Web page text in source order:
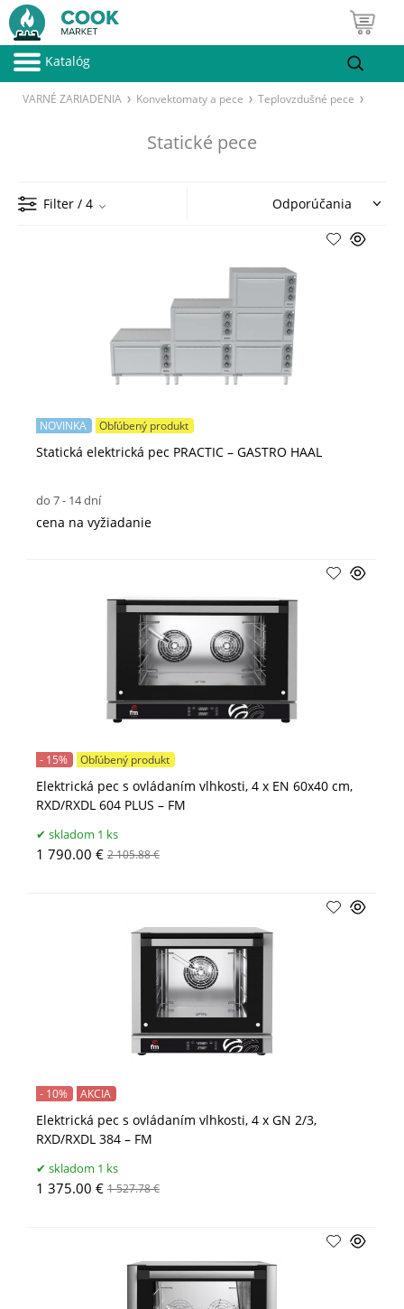
Katalóg
VARNÉ ZARIADENIA Konvektomaty a pece Teplovzdušné pece
Statické pece
Filter / 4
Statická elektrická pec PRACTIC – GASTRO HAAL
NOVINKA Obľúbený produkt
do 7 - 14 dní
cena na vyžiadanie
Elektrická pec s ovládaním vlhkosti, 4 x EN 60x40 cm,
RXD/RXDL 604 PLUS – FM
- 15% Obľúbený produkt
skladom 1 ks
1 790.00 € 2 105.88 €
Elektrická pec s ovládaním vlhkosti, 4 x GN 2/3,
RXD/RXDL 384 – FM
- 10% AKCIA
skladom 1 ks
1 375.00 € 1 527.78 €